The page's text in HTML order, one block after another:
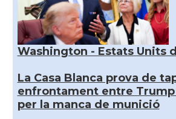
Washington - Estats Units
La Casa Blanca prova de
enfrontament entre
per la manca de munició